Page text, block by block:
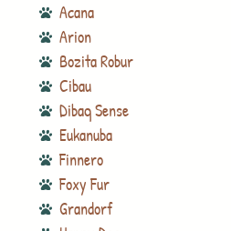
Acana
Arion
Bozita Robur
Cibau
Dibaq Sense
Eukanuba
Finnero
Foxy Fur
Grandorf